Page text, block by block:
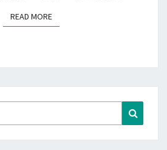
用
a
t
READ MOREREAD MORE